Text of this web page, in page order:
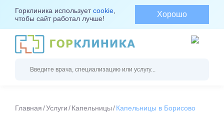
Горклиника используетcookie
чтобы сайт работал лучше!
Хорошо
Главная Услуги Капельницы Капельницы в Борисово